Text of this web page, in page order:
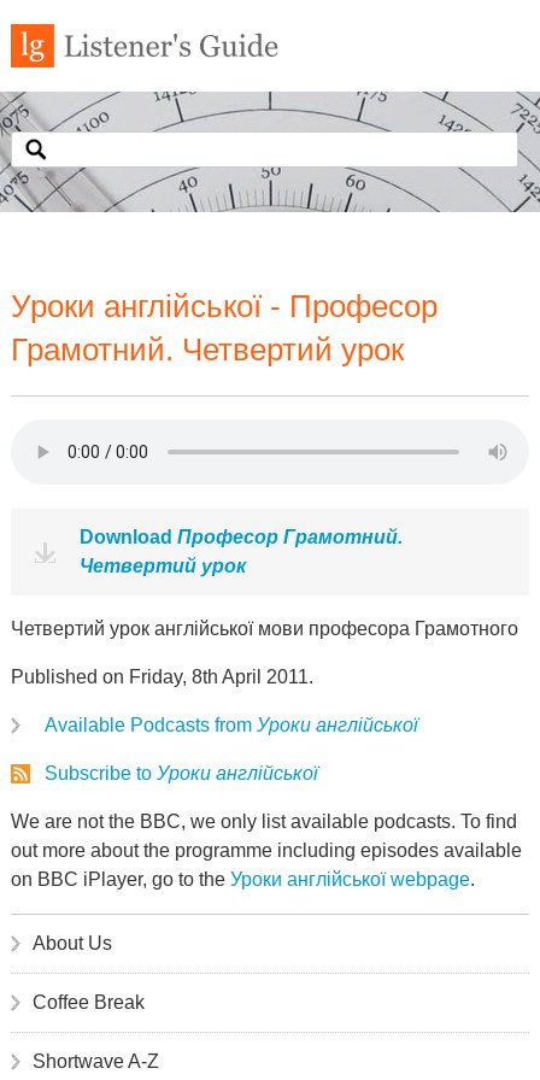
Уроки англійської - Професор
Грамотний. Четвертий урок
Download Професор Грамотний.
Четвертий урок
Четвертий урок англійської мови професора Грамотного
Published on Friday, 8th April 2011.
Available Podcasts from Уроки англійської
Subscribe to Уроки англійської
We are not the BBC, we only list available podcasts. To find
out more about the programme including episodes available
on BBC iPlayer, go to the Уроки англійської webpage.
About Us
Coffee Break
Shortwave A-Z